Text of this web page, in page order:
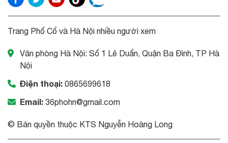
Trang Phố Cổ và Hà Nội nhiều người xem
Văn phòng Hà Nội: Số 1 Lê Duẩn, Quận Ba Đình, TP Hà
Nội
Điện thoại: 0865699618
Email: 36phohn@gmail.com
© Bản quyền thuộc KTS Nguyễn Hoàng Long